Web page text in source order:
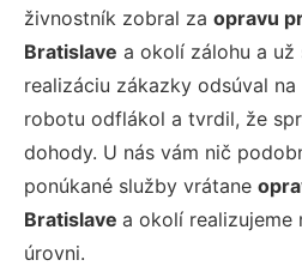
živnostník zobral za opravu
Bratislave a okolí zálohu a už
realizáciu zákazky odsúval
robotu odflákol a tvrdil, že
dohody. U nás vám nič
ponúkané služby vrátane
Bratislave a okolí realizujeme
úrovni.